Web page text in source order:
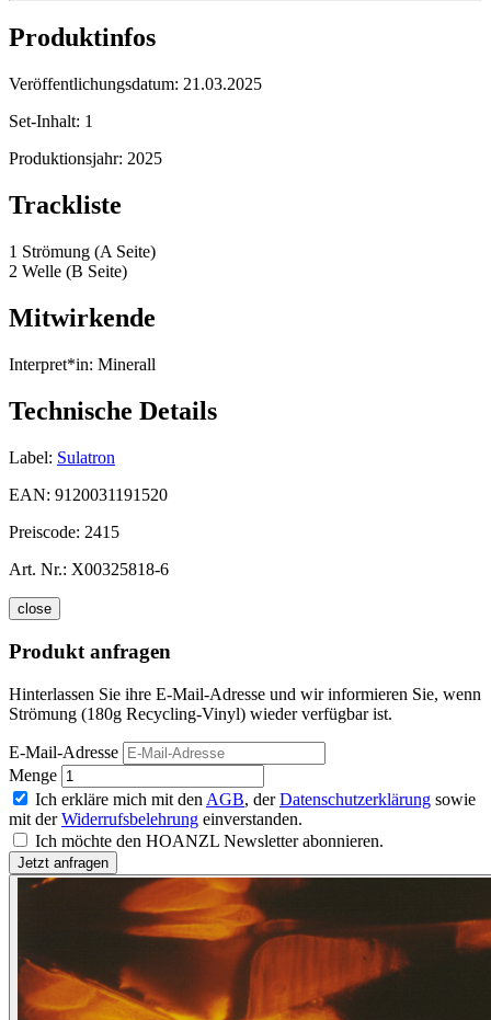
Produktinfos
Veröffentlichungsdatum: 21.03.2025
Set-Inhalt: 1
Produktionsjahr: 2025
Trackliste
1 Strömung (A Seite)
2 Welle (B Seite)
Mitwirkende
Interpret*in: Minerall
Technische Details
Label: Sulatron
EAN: 9120031191520
Preiscode: 2415
Art. Nr.: X00325818-6
close
Produkt anfragen
Hinterlassen Sie ihre E-Mail-Adresse und wir informieren Sie, wenn
Strömung (180g Recycling-Vinyl) wieder verfügbar ist.
E-Mail-Adresse
Menge
Ich erkläre mich mit den AGB, derDatenschutzerklärung sowie
mit derWiderrufsbelehrung einverstanden.
Ich möchte den HOANZL Newsletter abonnieren.